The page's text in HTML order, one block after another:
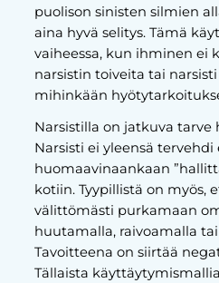
puolison sinisten silmien
aina hyvä selitys. Tämä
vaiheessa, kun ihminen ei
narsistin toiveita tai
mihinkään
Narsistilla on jatkuva tarve
Narsisti ei yleensä tervehdi
huomaavinaankaan
kotiin. Tyypillistä on myös,
välittömästi purkamaan
huutamalla, raivoamalla
Tavoitteena on siirtää
Tällaista